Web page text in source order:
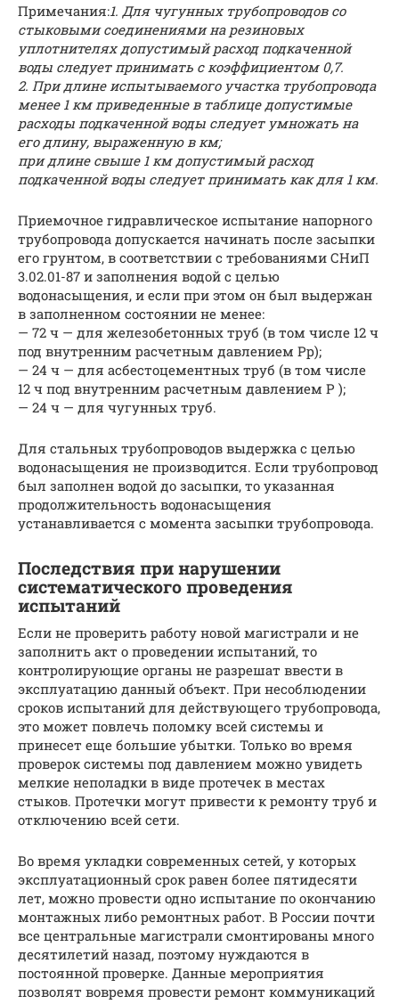
Примечания:1. Для чугунных трубопроводов со
стыковыми соединениями на резиновых
уплотнителях допустимый расход подкаченной
воды следует принимать с коэффициентом 0,7.
2. При длине испытываемого участка трубопровода
менее 1 км приведенные в таблице допустимые
расходы подкаченной воды следует умножать на
его длину, выраженную в км;
при длине свыше 1 км допустимый расход
подкаченной воды следует принимать как для 1 км.
Приемочное гидравлическое испытание напорного
трубопровода допускается начинать после засыпки
его грунтом, в соответствии с требованиями СНиП
3.02.01-87 и заполнения водой с целью
водонасыщения, и если при этом он был выдержан
в заполненном состоянии не менее:
— 72 ч — для железобетонных труб (в том числе 12 ч
под внутренним расчетным давлением Рр);
— 24 ч — для асбестоцементных труб (в том числе
12 ч под внутренним расчетным давлением Р );
— 24 ч — для чугунных труб.
Для стальных трубопроводов выдержка с целью
водонасыщения не производится. Если трубопровод
был заполнен водой до засыпки, то указанная
продолжительность водонасыщения
устанавливается с момента засыпки трубопровода.
Последствия при нарушении
систематического проведения
испытаний
Если не проверить работу новой магистрали и не
заполнить акт о проведении испытаний, то
контролирующие органы не разрешат ввести в
эксплуатацию данный объект. При несоблюдении
сроков испытаний для действующего трубопровода,
это может повлечь поломку всей системы и
принесет еще большие убытки. Только во время
проверок системы под давлением можно увидеть
мелкие неполадки в виде протечек в местах
стыков. Протечки могут привести к ремонту труб и
отключению всей сети.
Во время укладки современных сетей, у которых
эксплуатационный срок равен более пятидесяти
лет, можно провести одно испытание по окончанию
монтажных либо ремонтных работ. В России почти
все центральные магистрали смонтированы много
десятилетий назад, поэтому нуждаются в
постоянной проверке. Данные мероприятия
позволят вовремя провести ремонт коммуникаций